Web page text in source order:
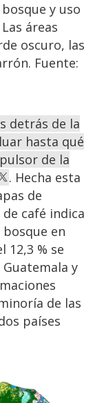
y uso
áreas
oscuro, las
Fuente:
detrás de la
hasta qué
de la
. Hecha esta
de
café indica
en
12,3 % se
y
de las
países